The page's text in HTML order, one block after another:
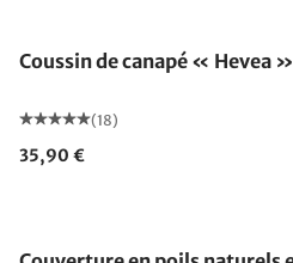
Coussin de canapé « Hevea »
(18)
35,90 €